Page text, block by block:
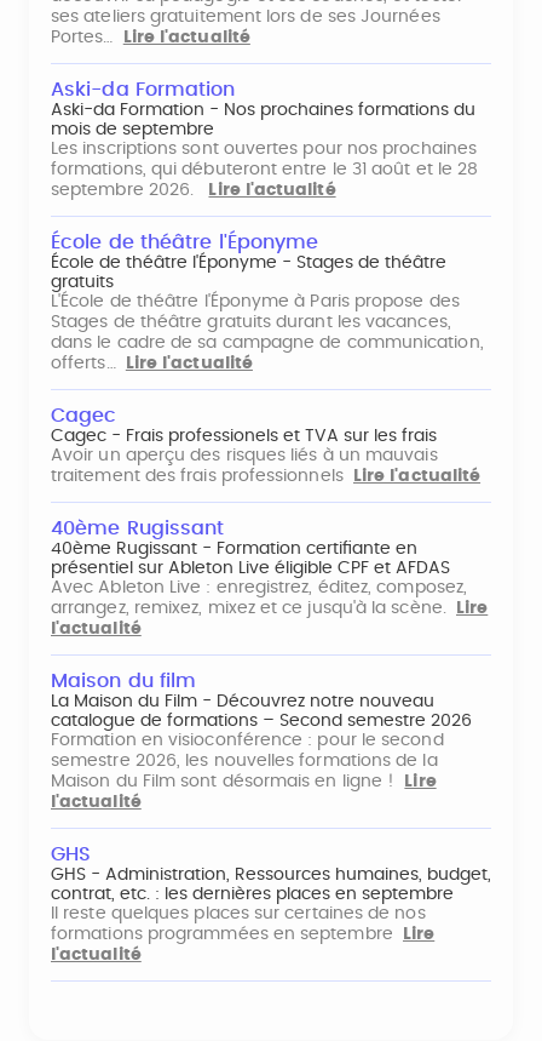
ses ateliers gratuitement lors de ses Journées
Portes…
Lire l'actualité
Aski-da Formation
Aski-da Formation - Nos prochaines formations du
mois de septembre
Les inscriptions sont ouvertes pour nos prochaines
formations, qui débuteront entre le 31 août et le 28
septembre 2026.
Lire l'actualité
École de théâtre l'Éponyme
École de théâtre l'Éponyme - Stages de théâtre
gratuits
L'École de théâtre l'Éponyme à Paris propose des
Stages de théâtre gratuits durant les vacances,
dans le cadre de sa campagne de communication,
offerts…
Lire l'actualité
Cagec
Cagec - Frais professionels et TVA sur les frais
Avoir un aperçu des risques liés à un mauvais
traitement des frais professionnels
Lire l'actualité
40ème Rugissant
40ème Rugissant - Formation certifiante en
présentiel sur Ableton Live éligible CPF et AFDAS
Avec Ableton Live : enregistrez, éditez, composez,
arrangez, remixez, mixez et ce jusqu'à la scène.
Lire
l'actualité
Maison du film
La Maison du Film - Découvrez notre nouveau
catalogue de formations – Second semestre 2026
Formation en visioconférence : pour le second
semestre 2026, les nouvelles formations de la
Maison du Film sont désormais en ligne !
Lire
l'actualité
GHS
GHS - Administration, Ressources humaines, budget,
contrat, etc. : les dernières places en septembre
Il reste quelques places sur certaines de nos
formations programmées en septembre
Lire
l'actualité